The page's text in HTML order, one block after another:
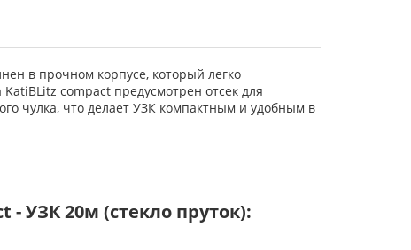
в прочном корпусе, который легко
compact предусмотрен отсек для
чулка, что делает УЗК компактным и удобным в
- УЗК 20м (стекло пруток):